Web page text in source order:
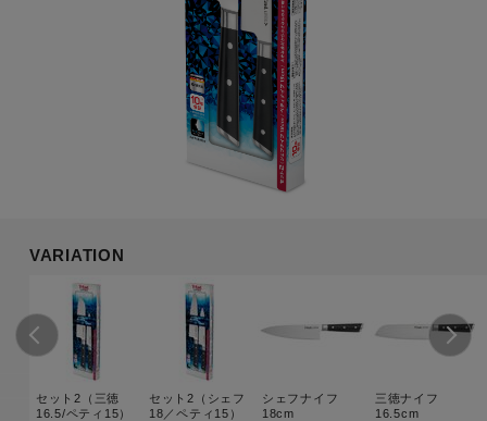
VARIATION
セット2（三徳
16.5/ペティ15）
セット2（シェフ
18／ペティ15）
シェフナイフ
18cm
三徳ナイフ
16.5cm